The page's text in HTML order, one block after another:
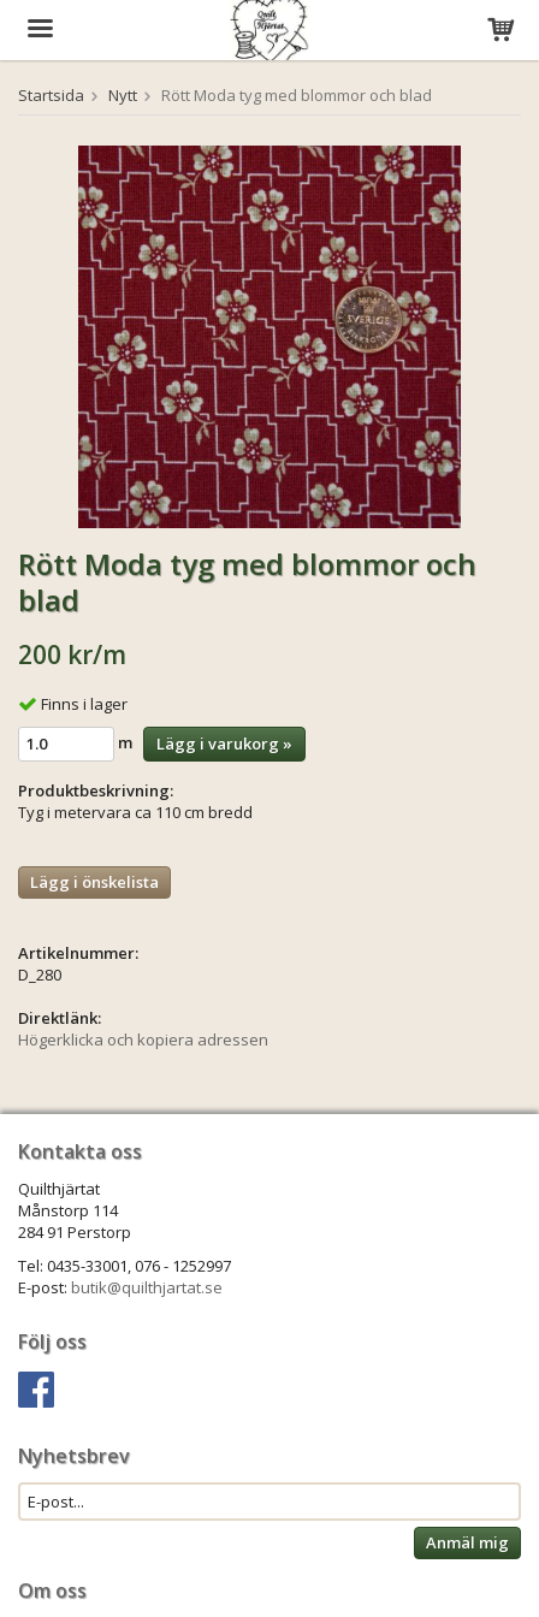
Produkten har blivit tillagd i varukorgen
Startsida Nytt Rött Moda tyg med blommor och blad
Rött Moda tyg med blommor och
blad
200 kr/m
Finns i lager
m
Lägg i varukorg »
Produktbeskrivning:
Tyg i metervara ca 110 cm bredd
Lägg i önskelista
Artikelnummer:
D_280
Direktlänk:
Högerklicka och kopiera adressen
Kontakta oss
Quilthjärtat
Månstorp 114
284 91 Perstorp
Tel: 0435-33001, 076 - 1252997
E-post: butik@quilthjartat.se
Följ oss
Nyhetsbrev
Anmäl mig
Om oss